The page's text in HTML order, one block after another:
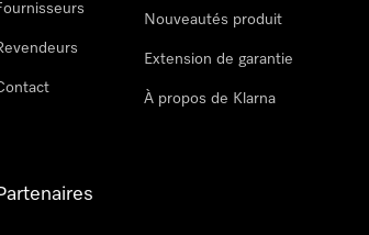
Nouveautés produit
Extension de garantie
À propos de Klarna